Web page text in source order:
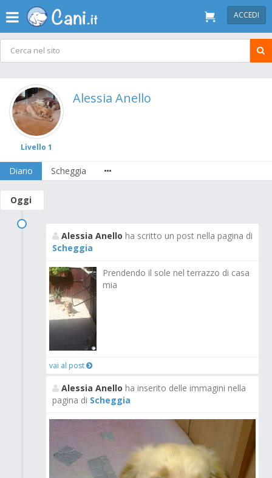
ACCEDI
Livello 1
Alessia Anello
Diario Scheggia
Oggi
Alessia Anello ha scritto un post nella pagina di
Scheggia
Prendendo il sole nel terrazzo di casa
mia
vai al post
Alessia Anello ha inserito delle immagini nella
pagina di Scheggia